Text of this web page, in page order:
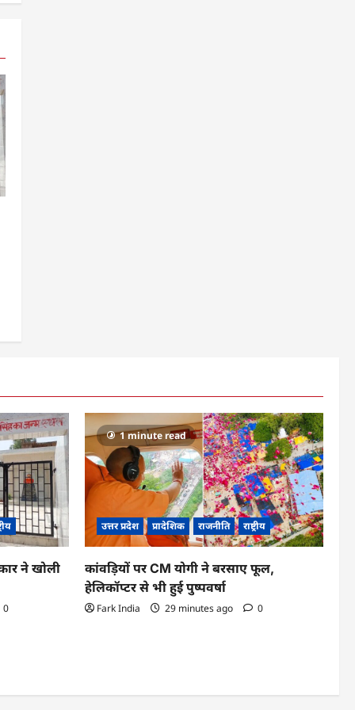
ने खोली
0
1 minute read
उत्तर प्रदेश प्रादेशिक राजनीति राष्ट्रीय
कांवड़ियों पर CM योगी ने बरसाए फूल,
हेलिकॉप्टर से भी हुई पुष्पवर्षा
Fark India 29 minutes ago 0